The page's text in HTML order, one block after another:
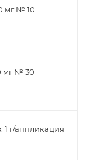
мг № 10
мг № 30
1 г/аппликация